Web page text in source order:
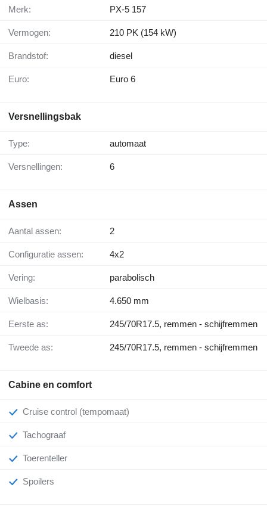
Merk: PX-5 157
Vermogen: 210 PK (154 kW)
Brandstof: diesel
Euro: Euro 6
Versnellingsbak
Type: automaat
Versnellingen: 6
Assen
Aantal assen: 2
Configuratie assen: 4x2
Vering: parabolisch
Wielbasis: 4.650 mm
Eerste as: 245/70R17.5, remmen - schijfremmen
Tweede as: 245/70R17.5, remmen - schijfremmen
Cabine en comfort
Cruise control (tempomaat)
Tachograaf
Toerenteller
Spoilers